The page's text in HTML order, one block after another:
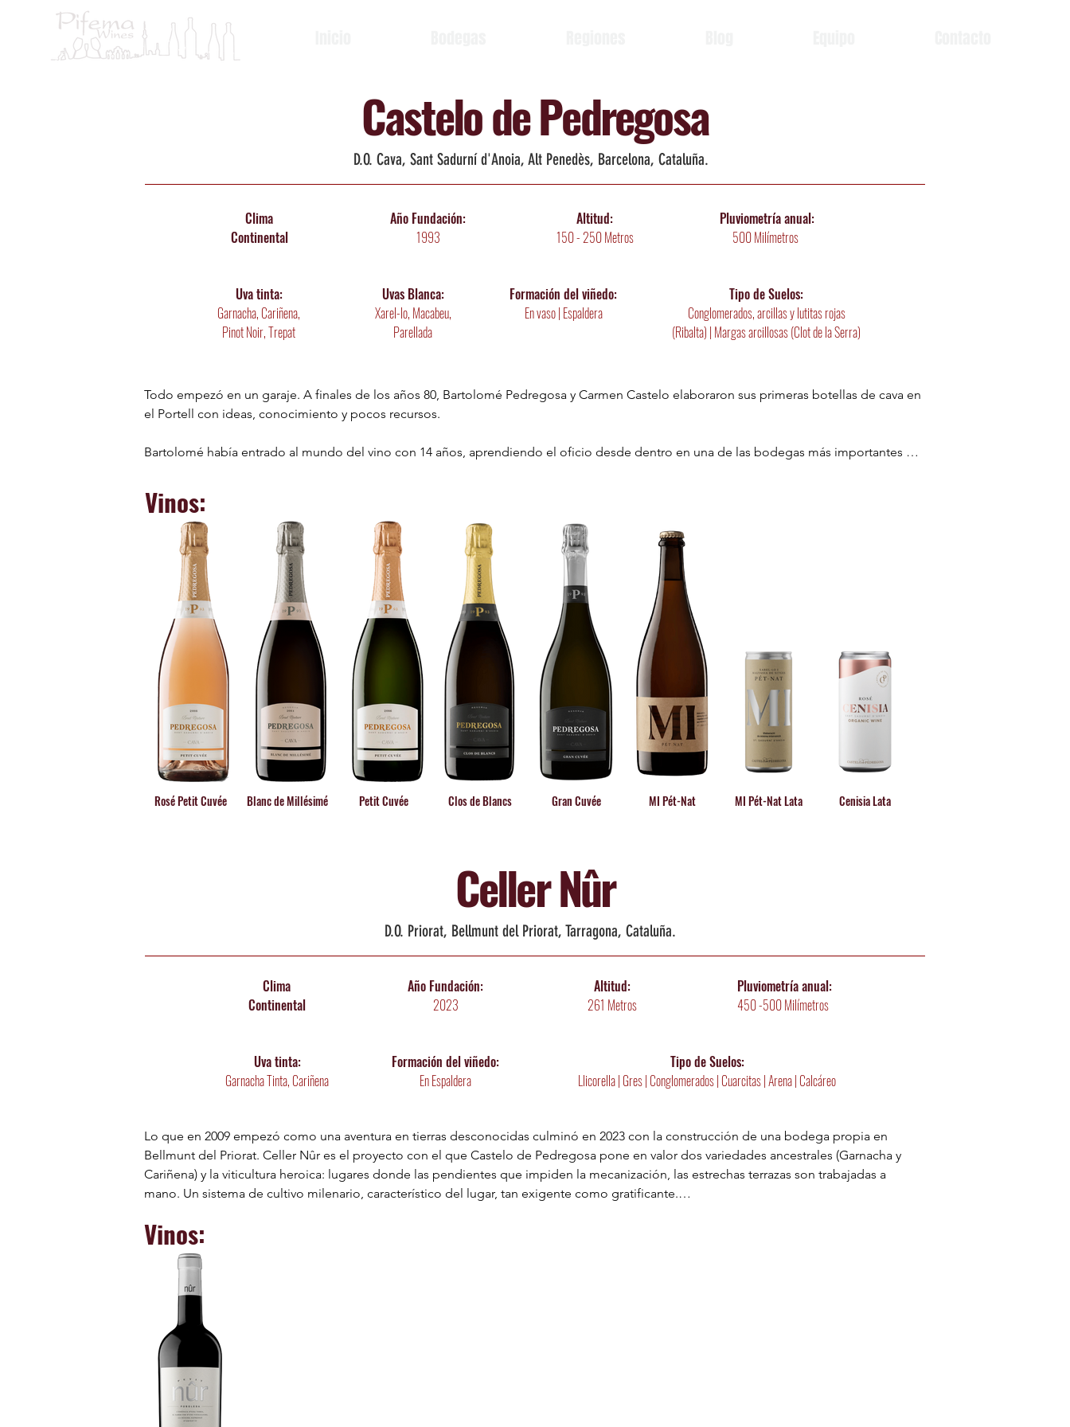
Castelo de Pedregosa
D.O. Cava, Sant Sadurní d'Anoia, Alt Penedès, Barcelona, Cataluña.
Clima
Continental
Año Fundación:
1993
Uva tinta:
Garnacha, Cariñena,
Pinot Noir, Trepat
Uvas Blanca:
Xarel-lo, Macabeu,
Parellada
Altitud:
150 - 250 Metros
Formación del viñedo:
En vaso | Espaldera
Pluviometríaanual:
500 Milímetros
Tipo de Suelos:
Conglomerados, arcillas y lutitas rojas
(Ribalta) | Margas arcillosas (Clot de la Serra)
Todo empezó en un garaje. A finales de los años 80, Bartolomé Pedregosa y Carmen Castelo elaboraron sus primeras botellas de cava en
el Portell con ideas, conocimiento y pocos recursos.
Bartolomé había entrado al mundo del vino con 14 años, aprendiendo el oficio desde dentro en una de las bodegas más importantes de
una manera de entender el vino que hoy define cada decisión de la bodega. En 1991, el matrimonio abrió una pequeña tienda en el
Portell bajo el nombre Castelo de Pedregosa, que Carmen Castelo convirtió en una de las más concurridas de la zona.
La bodega creció con determinación. En 2002 se ampliaron las instalaciones en Can Ferrer, en Sant Sadurní d'Anoia. En 2009 dieron el
salto al Priorat, con el propósito de poner en valor la Garnacha y la Cariñena en uno de los paisajes más agrestes y auténticos de España.
Y en 2017, durante la construcción de la bodega actual, 26 metros de piedra conglomerada bajo tierra detuvieron las obras y acabaron
convirtiéndose en seña de identidad: la roca que iba a ser un problema se transformó en el corazón del espacio.
Hoy Castelo de Pedregosa elabora desde Penedès hasta Priorat, con fincas de personalidad muy diferenciada (Ribalta, Clot de la Serra) y
variedades autóctonas como el Xarel-lo, el Macabeu, la Garnacha o la Cariñena. El compromiso ecológico es estructural: viticultura
ecológica en todas las fincas, autogeneración renovable del 67% de la energía consumida y energía geotérmica en Sant Sadurní d'Anoia.
En 2023, la culminación del Celler Nûr en Bellmunt del Priorat cerró el círculo de una historia que empezó en cuatro paredes de garaje y
que, generación a generación, sigue siendo la misma historia.
Vinos:
Rosé Petit Cuvée Blanc de Millésimé Petit Cuvée Clos de Blancs Gran Cuvée MI Pét-Nat MI Pét-Nat Lata Cenisia Lata
Celler Nûr
D.O. Priorat, Bellmunt del Priorat, Tarragona, Cataluña.
Clima
Continental
Año Fundación:
2023
Uva tinta:
Garnacha Tinta, Cariñena
Formación del viñedo:
En Espaldera
Altitud:
261 Metros
Pluviometríaanual:
450 -500 Milímetros
Tipo de Suelos:
Llicorella | Gres | Conglomerados | Cuarcitas | Arena | Calcáreo
Lo que en 2009 empezó como una aventura en tierras desconocidas culminó en 2023 con la construcción de una bodega propia en
Bellmunt del Priorat. Celler Nûr es el proyecto con el que Castelo de Pedregosa pone en valor dos variedades ancestrales (Garnacha y
Cariñena) y la viticultura heroica: lugares donde las pendientes que impiden la mecanización, las estrechas terrazas son trabajadas a
mano. Un sistema de cultivo milenario, característico del lugar, tan exigente como gratificante.
La finca Nûr de l'Aubac ocupa una vertiente de fuerte pendiente al este de Bellmunt, con terrazas sobre suelos de llicorella (esquistos
carboníferos) alternados con gres, conglomerados y cuarcitas. Un suelo pobre y bien aireado que estresa la vid de forma natural y
concentra todo su carácter en la uva. La Garnacha aporta fruta y especias; la Cariñena, carnosidad y madurez. Juntas son las protagonistas
de todos los vinos de Celler Nûr.
Celler Nûr comparte con Castelo de Pedregosa la misma filosofía, compromiso con la sostenibilidad y respeto por el oficio y la gente.
Vinos: